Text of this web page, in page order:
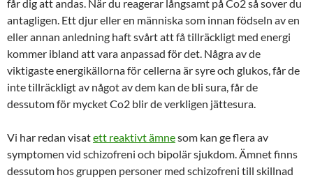
får dig att andas. När du reagerar långsamt på Co2 så sover du
antagligen. Ett djur eller en människa som innan födseln av en
eller annan anledning haft svårt att få tillräckligt med energi
kommer ibland att vara anpassad för det. Några av de
viktigaste energikällorna för cellerna är syre och glukos, får de
inte tillräckligt av något av dem kan de bli sura, får de
dessutom för mycket Co2 blir de verkligen jättesura.
Vi har redan visatett reaktivt ämnesom kan ge flera av
symptomen vid schizofreni och bipolär sjukdom. Ämnet finns
dessutom hos gruppen personer med schizofreni till skillnad